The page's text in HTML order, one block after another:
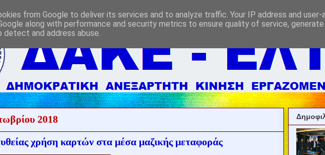
2018
χρήση καρτών στα μέσα μαζικής μεταφοράς
from Google to deliver its services and to analyze traffic. Your IP address and user-
along with performance and security metrics to ensure quality of service, generate
and address abuse.